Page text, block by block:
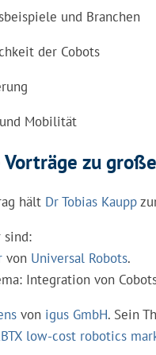
und Branchen
der Cobots
Mobilität
Vorträge zu
hält Dr Tobias Kaupp
sind:
von Universal Robots.
Integration von
von igus GmbH. Sein
low-cost robotics